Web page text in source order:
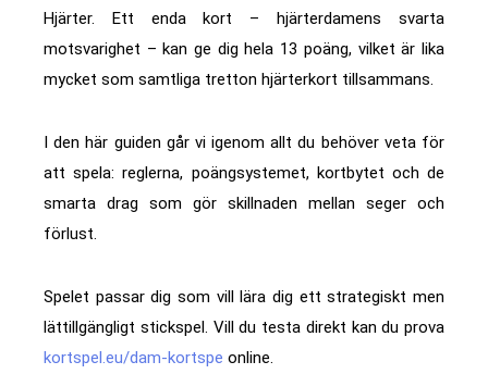
Hjärter. Ett enda kort – hjärterdamens svarta
motsvarighet – kan ge dig hela 13 poäng, vilket är lika
mycket som samtliga tretton hjärterkort tillsammans.
I den här guiden går vi igenom allt du behöver veta för
att spela: reglerna, poängsystemet, kortbytet och de
smarta drag som gör skillnaden mellan seger och
förlust.
Spelet passar dig som vill lära dig ett strategiskt men
lättillgängligt stickspel. Vill du testa direkt kan du prova
kortspel.eu/dam-kortspe online.